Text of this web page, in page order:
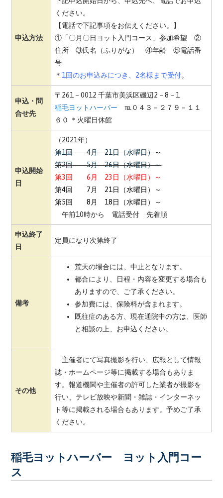
申込方法
ください。
【電話で下記事項をお伝えください。】
①「〇月〇日ヨット入門コース」参加希望 ②
住所 ③氏名（ふりがな） ④年齢 ⑤電話番
号
＊ 1回のお申込みにつき、2名様まで受付。
申込・問
合せ先
〒261－0012 千葉市美浜区磯辺2－8－1
稲毛ヨットハーバー ℡０４３－２７９－１１
６０ ＊火曜日休館
申込開始
日
（2021年）
第1回 4月 21日（水曜日）～
第2回 5月 26日（水曜日）～
第3回 6月 23日（水曜日）～
第4回 7月 21日（水曜日）～
第5回 8月 18日（水曜日）～
午前10時から 電話受付 先着順
申込終了
日
定員になり次第終了
備考
荒天の場合には、中止となります。
都合により、日程・内容を変更する場合も
ありますので、ご了承ください。
参加費には、保険料が含まれます。
既往症のある方、現在通院中の方は、医師
と相談の上、お申込ください。
その他
主催者にて写真撮影を行い、広報として情報
誌・ホームページ等に掲載する場合もありま
す。報道機関や主催者の許可した業者が撮影を
行い、テレビ放映や新聞・雑誌・インターネッ
ト等に掲載される場合もあります。予めご了承
ください。
稲毛ヨットハーバー ヨット入門コー
ス